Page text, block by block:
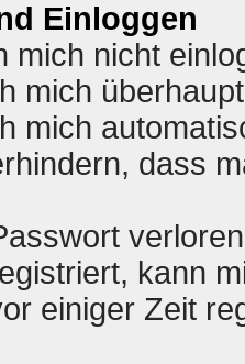
Einloggen
mich nicht
mich
mich
dass
kann
einiger Zeit